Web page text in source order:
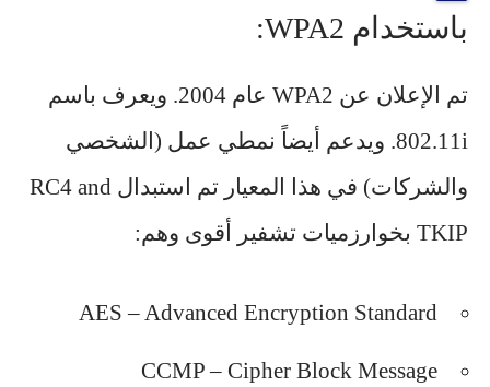
باستخدام WPA2:
تم الإعلان عن WPA2 عام 2004. ويعرف باسم
802.11i. ويدعم أيضاً نمطي عمل (الشخصي
والشركات) في هذا المعيار تم استبدال RC4 and
TKIP بخوارزميات تشفير أقوى وهم:
AES – Advanced Encryption Standard
CCMP – Cipher Block Message